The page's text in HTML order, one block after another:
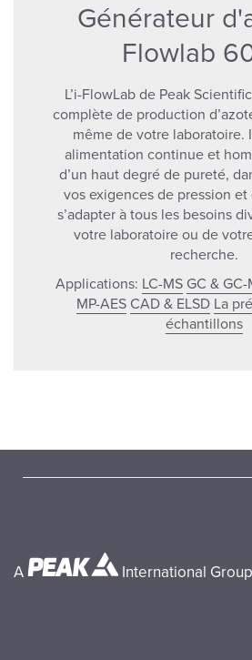
Générateur
Flowlab
L’i-FlowLab de Peak
complète de production
même de votre laboratoire.
alimentation continue et
d’un haut degré de pureté,
vos exigences de pression
s’adapter à tous les besoins
votre laboratoire ou de
recherche.
Applications: LC-MS GC & GC-
MP-AES CAD & ELSD La
échantillons
A International